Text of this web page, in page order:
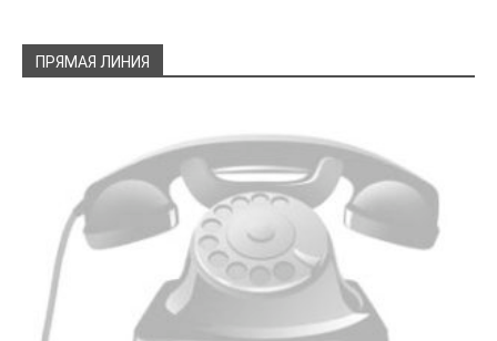
ПРЯМАЯ ЛИНИЯ